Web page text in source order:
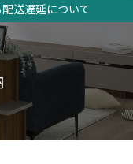
送遅延について